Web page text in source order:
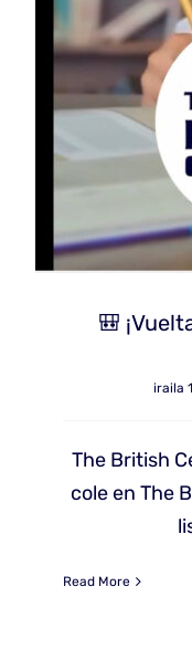
🎒
iraila
The British
cole en The
Read More